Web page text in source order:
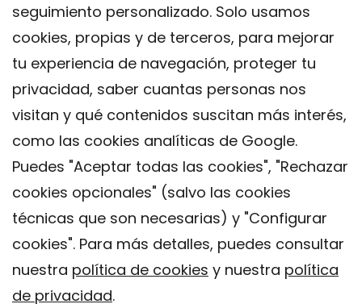
seguimiento personalizado. Solo usamos
cookies, propias y de terceros, para mejorar
tu experiencia de navegación, proteger tu
privacidad, saber cuantas personas nos
visitan y qué contenidos suscitan más interés,
como las cookies analíticas de Google.
Puedes "Aceptar todas las cookies", "Rechazar
cookies opcionales" (salvo las cookies
técnicas que son necesarias) y "Configurar
cookies". Para más detalles, puedes consultar
nuestra política de cookies y nuestra política
de privacidad.
Contacto
Política de privacidad